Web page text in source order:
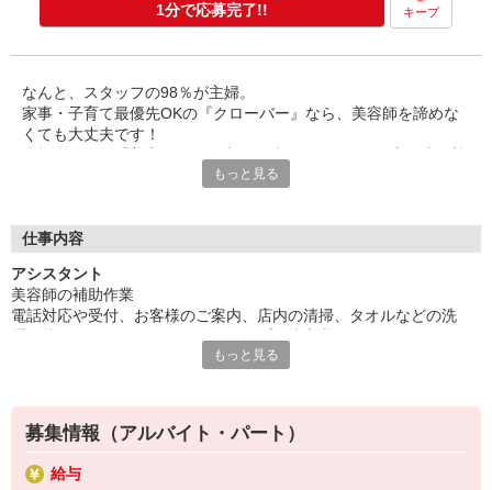
1分で応募完了!! キープ
なんと、スタッフの98％が主婦。
家事・子育て最優先OKの『クローバー』なら、美容師を諦めな
くても大丈夫です！
◆週3日勤務〜相談OK
◆残業ナシ！
時間内で終わる予約のみ。
雑務は次の日など、空いた時間でOK。
お子様が小さい方も、帰りやすいから安心です♪
その他にも、まだまだ魅力はイッパイ！
ご興味のある方は、アピールポイントも是非ご覧下さい。
もっと見る
仕事内容
アシスタント
美容師の補助作業
電話対応や受付、お客様のご案内、店内の清掃、タオルなどの洗
もっと見る
募集情報（アルバイト・パート）
給与